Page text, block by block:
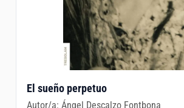
El sueño perpetuo
Autor/a:Ángel Descalzo Fontbona